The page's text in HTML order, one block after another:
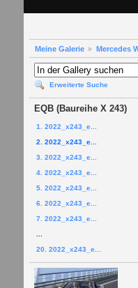
Meine Galerie Mercedes
Erweiterte Suche
EQB (Baureihe X 243)
1. 2022_x243_e...
2. 2022_x243_e...
3. 2022_x243_e...
4. 2022_x243_e...
5. 2022_x243_e...
6. 2022_x243_e...
7. 2022_x243_e...
20. 2022_x243_e...